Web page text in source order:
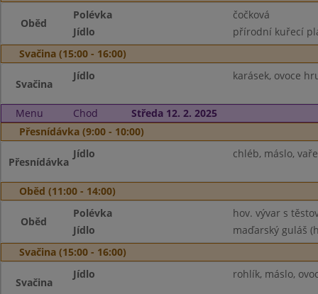
Oběd
Polévka
čočková
Jídlo
přírodní kuřecí
Svačina (15:00 - 16:00)
Svačina
Jídlo karásek, ovoce
Menu Chod
Středa 12. 2. 2025
Přesnídávka (9:00 - 10:00)
Přesnídávka
Jídlo chléb, máslo,
Oběd (11:00 - 14:00)
Oběd
Polévka
hov. vývar s
Jídlo
maďarský guláš
Svačina (15:00 - 16:00)
Svačina
Jídlo rohlík, máslo,